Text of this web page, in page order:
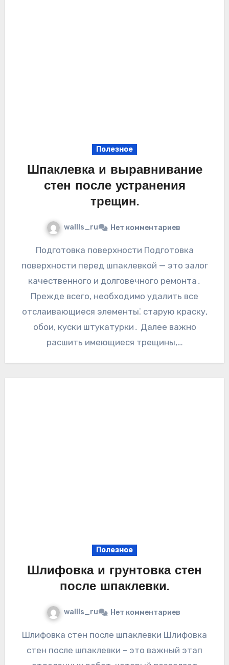
Полезное
Шпаклевка и выравнивание
стен после устранения
трещин.
wallls_ru Нет комментариев
Подготовка поверхности Подготовка
поверхности перед шпаклевкой — это залог
качественного и долговечного ремонта․
Прежде всего, необходимо удалить все
отслаивающиеся элементы⁚ старую краску,
обои, куски штукатурки․ Далее важно
расшить имеющиеся трещины,…
Полезное
Шлифовка и грунтовка стен
после шпаклевки.
wallls_ru Нет комментариев
Шлифовка стен после шпаклевки Шлифовка
стен после шпаклевки – это важный этап